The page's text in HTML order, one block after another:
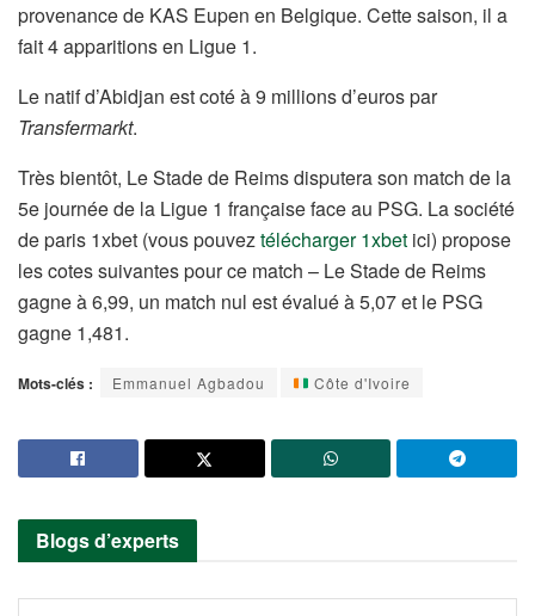
provenance de KAS Eupen en Belgique. Cette saison, il a
fait 4 apparitions en Ligue 1.
Le natif d’Abidjan est coté à 9 millions d’euros par
Transfermarkt.
Très bientôt, Le Stade de Reims disputera son match de la
5e journée de la Ligue 1 française face au PSG. La société
de paris 1xbet (vous pouveztélécharger 1xbet ici) propose
les cotes suivantes pour ce match – Le Stade de Reims
gagne à 6,99, un match nul est évalué à 5,07 et le PSG
gagne 1,481.
Mots-clés : Emmanuel Agbadou Côte d'Ivoire
Blogs d’experts